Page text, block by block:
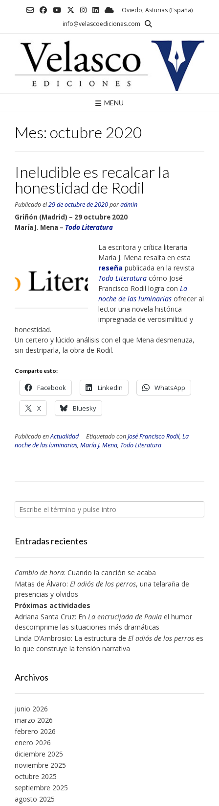
Oviedo, Asturias (España)
info@velascoediciones.com
MENU
Mes: octubre 2020
Ineludible es recalcar la
honestidad de Rodil
Publicado el29 de octubre de 2020poradmin
Griñón (Madrid) – 29 octubre 2020
María J. Mena – Todo Literatura
La escritora y crítica literaria
María J. Mena resalta en esta
reseña publicada en la revista
Todo Literatura cómo José
Francisco Rodil logra con La
noche de las luminarias ofrecer al
lector una novela histórica
impregnada de verosimilitud y
honestidad.
Un certero y lúcido análisis con el que Mena desmenuza,
sin destriparla, la obra de Rodil.
Comparte esto:
Facebook LinkedIn WhatsApp
X Bluesky
Publicado enActualidad Etiquetado conJosé Francisco Rodil, La
noche de las luminarias, María J. Mena, Todo Literatura
Entradas recientes
Cambio de hora: Cuando la canción se acaba
Matas de Álvaro: El adiós de los perros, una telaraña de
presencias y olvidos
Próximas actividades
Adriana Santa Cruz: En La encrucijada de Paula el humor
descomprime las situaciones más dramáticas
Linda D’Ambrosio: La estructura de El adiós de los perros es
lo que construye la tensión narrativa
Archivos
junio 2026
marzo 2026
febrero 2026
enero 2026
diciembre 2025
noviembre 2025
octubre 2025
septiembre 2025
agosto 2025